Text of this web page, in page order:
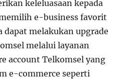
keleluasaan kepada
e-business favorit
dapat melakukan upgrade
melalui layanan
account Telkomsel yang
e-commerce seperti